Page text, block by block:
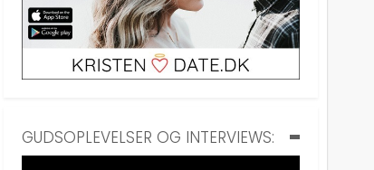
GUDSOPLEVELSER OG INTERVIEWS: